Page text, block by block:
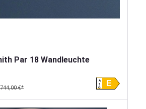
Par 18 Wandleuchte
€*
E
A
G